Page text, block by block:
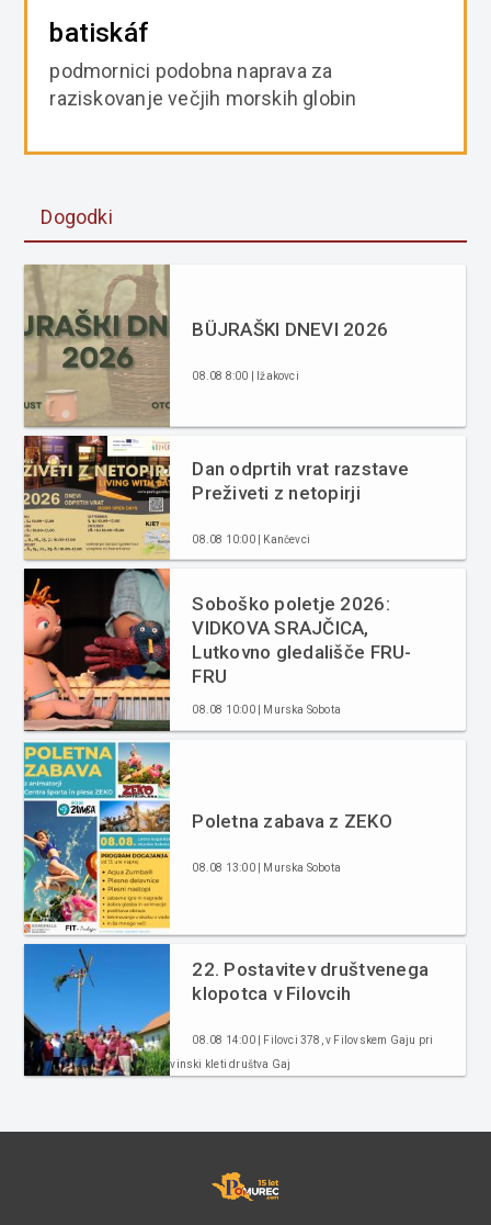
batiskáf
podmornici podobna naprava za
raziskovanje večjih morskih globin
Dogodki
BÜJRAŠKI DNEVI 2026
08.08 8:00 | Ižakovci
Dan odprtih vrat razstave
Preživeti z netopirji
08.08 10:00 | Kančevci
Soboško poletje 2026:
VIDKOVA SRAJČICA,
Lutkovno gledališče FRU-
FRU
08.08 10:00 | Murska Sobota
Poletna zabava z ZEKO
08.08 13:00 | Murska Sobota
22. Postavitev društvenega
klopotca v Filovcih
08.08 14:00 | Filovci 378, v Filovskem Gaju pri
vinski kleti društva Gaj